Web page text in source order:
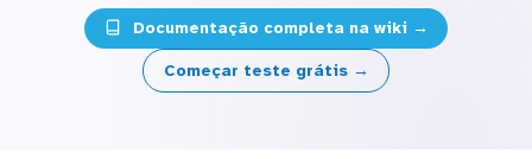
Documentação completa na wiki →
Começar teste grátis →